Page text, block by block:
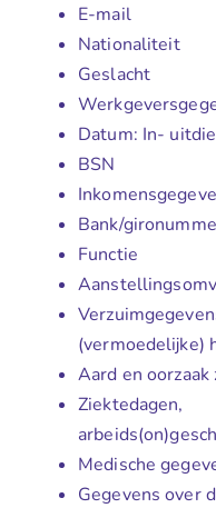
E-mail
Nationaliteit
Geslacht
Datum: In-
BSN
Bank/
Functie
(vermoedelijke)
Aard en
Ziektedagen,
Medische
Gegevens over